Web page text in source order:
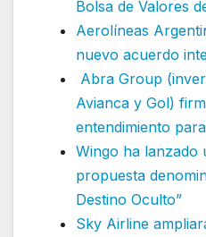
Bolsa de Valores
Aerolíneas
nuevo acuerdo
Abra Group
Avianca y Gol)
entendimiento
Wingo ha lanzado
propuesta
Destino Oculto”
Sky Airline